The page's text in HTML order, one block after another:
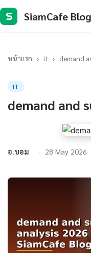
S SiamCafe Blog
หน้าแรก › it › demand
IT
demand and
อ.บอม 28 May 2026